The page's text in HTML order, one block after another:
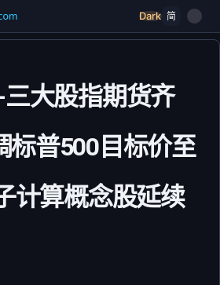
Dark 简
大股指期货齐
标普500目标价至
计算概念股延续